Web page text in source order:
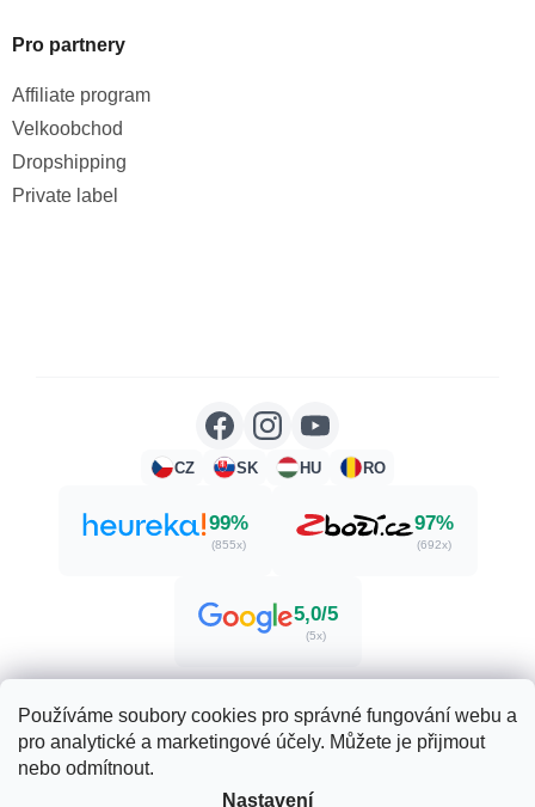
Používáme soubory cookies pro správné fungování webu a
pro analytické a marketingové účely. Můžete je přijmout
nebo odmítnout.
Nastavení
Pro partnery
Affiliate program
Velkoobchod
Dropshipping
Private label
CZ SK HU RO
99%
(855x)
97%
(692x)
5,0/5
(5x)
Vytvořil Shoptet